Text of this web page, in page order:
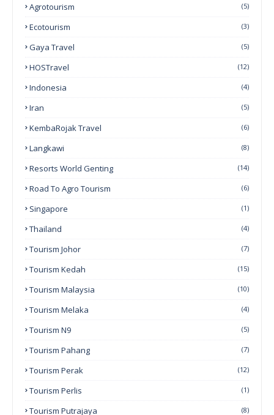
Agrotourism (5)
Ecotourism (3)
Gaya Travel (5)
HOSTravel (12)
Indonesia (4)
Iran (5)
KembaRojak Travel (6)
Langkawi (8)
Resorts World Genting (14)
Road To Agro Tourism (6)
Singapore (1)
Thailand (4)
Tourism Johor (7)
Tourism Kedah (15)
Tourism Malaysia (10)
Tourism Melaka (4)
Tourism N9 (5)
Tourism Pahang (7)
Tourism Perak (12)
Tourism Perlis (1)
Tourism Putrajaya (8)